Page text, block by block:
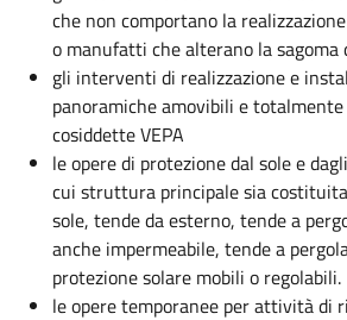
che non comportano la
o manufatti che alterano la sagoma
gli interventi di realizzazione e
panoramiche amovibili e
cosiddette VEPA
le opere di protezione dal sole e
cui struttura principale sia
sole, tende da esterno, tende a
anche impermeabile, tende a
protezione solare mobili o regolabili.
le opere temporanee per attività di